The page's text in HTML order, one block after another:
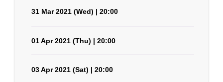
31 Mar 2021 (Wed) | 20:00
01 Apr 2021 (Thu) | 20:00
03 Apr 2021 (Sat) | 20:00